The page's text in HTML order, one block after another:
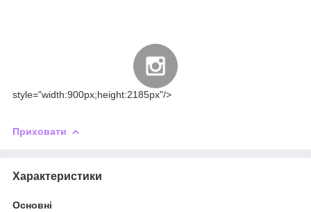
style="width:900px;height:2185px"/>
Приховати
Характеристики
Основні